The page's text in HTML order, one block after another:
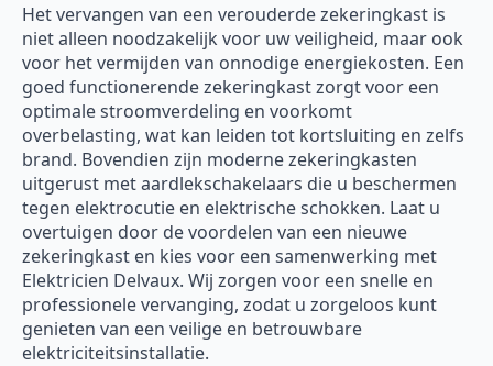
Het vervangen van een verouderde zekeringkast is
niet alleen noodzakelijk voor uw veiligheid, maar ook
voor het vermijden van onnodige energiekosten. Een
goed functionerende zekeringkast zorgt voor een
optimale stroomverdeling en voorkomt
overbelasting, wat kan leiden tot kortsluiting en zelfs
brand. Bovendien zijn moderne zekeringkasten
uitgerust met aardlekschakelaars die u beschermen
tegen elektrocutie en elektrische schokken. Laat u
overtuigen door de voordelen van een nieuwe
zekeringkast en kies voor een samenwerking met
Elektricien Delvaux. Wij zorgen voor een snelle en
professionele vervanging, zodat u zorgeloos kunt
genieten van een veilige en betrouwbare
elektriciteitsinstallatie.